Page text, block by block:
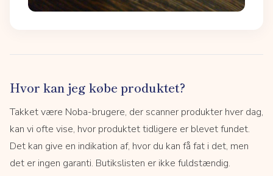
Hvor kan jeg købe produktet?
Takket være Noba-brugere, der scanner produkter hver dag,
kan vi ofte vise, hvor produktet tidligere er blevet fundet.
Det kan give en indikation af, hvor du kan få fat i det, men
det er ingen garanti. Butikslisten er ikke fuldstændig.